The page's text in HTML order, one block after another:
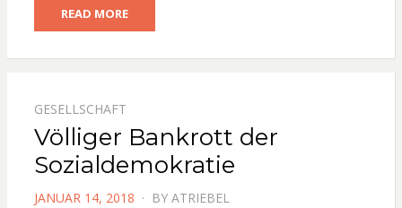
READ MORE
GESELLSCHAFT
Völliger Bankrott der
Sozialdemokratie
POSTED
JANUAR 14, 2018 BY ATRIEBEL